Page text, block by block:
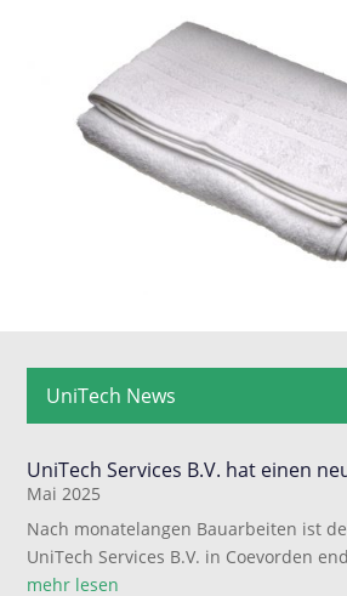
UniTech News
UniTech Services B.V. hat einen
Mai 2025
Nach monatelangen Bauarbeiten ist
UniTech Services B.V. in Coevorden
mehr lesen